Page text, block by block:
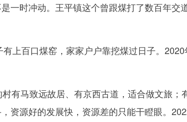
时冲动。王平镇这个曾跟煤打了数百年交
百口煤窑，家家户户靠挖煤过日子。2020
马致远故居、有京西古道，适合做文旅；
资源好的发展快，资源差的只能干瞪眼。